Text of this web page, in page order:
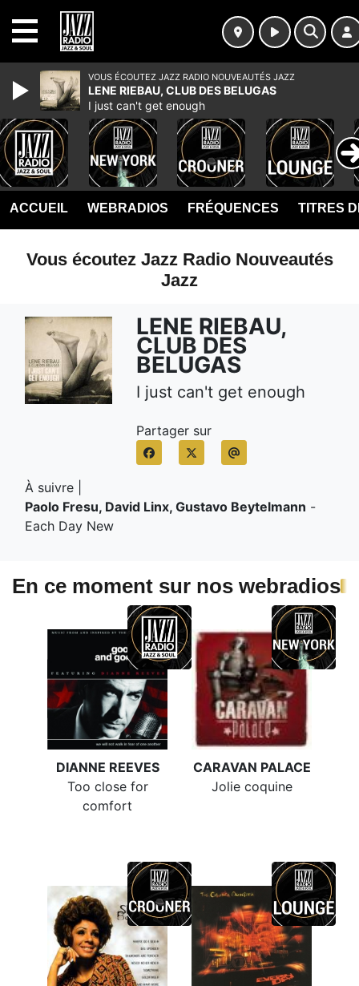
ACCUEIL WEBRADIOS FRÉQUENCES TITRES
Vous écoutez Jazz Radio Nouveautés
Jazz
LENE RIEBAU,
CLUB DES
BELUGAS
I just can't get enough
Partager sur
À suivre |
Paolo Fresu, David Linx, Gustavo Beytelmann -
Each Day New
En ce moment sur nos webradios
DIANNE REEVES
Too close for
comfort
CARAVAN PALACE
Jolie coquine
VOUS ÉCOUTEZ JAZZ RADIO NOUVEAUTÉS JAZZ
LENE RIEBAU, CLUB DES BELUGAS
I just can't get enough